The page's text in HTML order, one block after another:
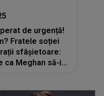
de urgență!
Fratele soției
sfâșietoare:
ca Meghan să-i